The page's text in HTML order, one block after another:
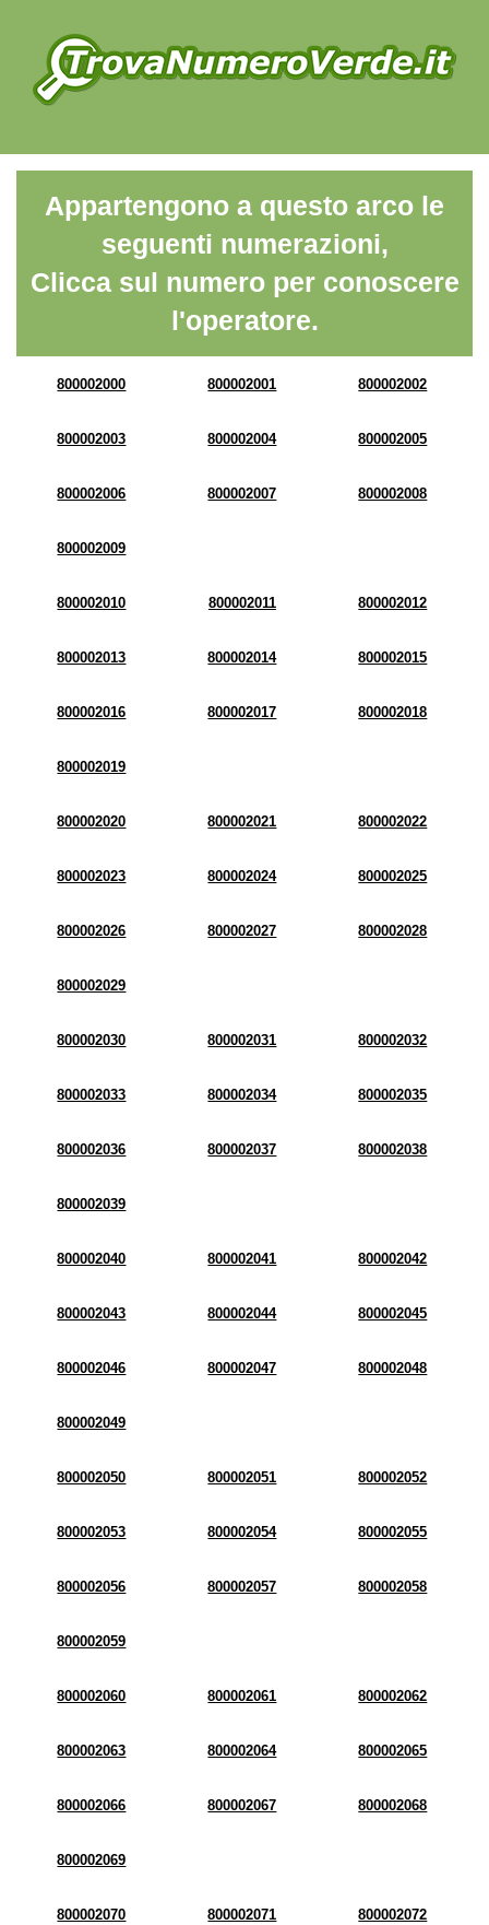
Appartengono a questo arco le
seguenti numerazioni,
Clicca sul numero per conoscere
l'operatore.
800002000 800002001 800002002
800002003 800002004 800002005
800002006 800002007 800002008
800002009
800002010 800002011 800002012
800002013 800002014 800002015
800002016 800002017 800002018
800002019
800002020 800002021 800002022
800002023 800002024 800002025
800002026 800002027 800002028
800002029
800002030 800002031 800002032
800002033 800002034 800002035
800002036 800002037 800002038
800002039
800002040 800002041 800002042
800002043 800002044 800002045
800002046 800002047 800002048
800002049
800002050 800002051 800002052
800002053 800002054 800002055
800002056 800002057 800002058
800002059
800002060 800002061 800002062
800002063 800002064 800002065
800002066 800002067 800002068
800002069
800002070 800002071 800002072